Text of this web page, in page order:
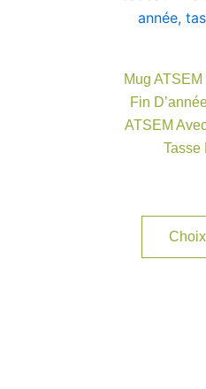
Mug
Fin
ATSEM
Tasse